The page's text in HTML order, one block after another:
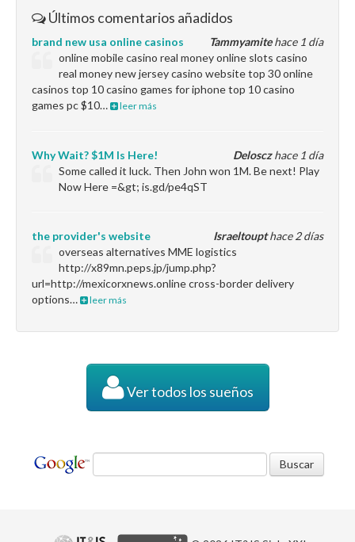
Últimos comentarios añadidos
Tammyamitehace 1 día
brand new usa online casinos
online mobile casino real money online slots casino
real money new jersey casino website top 30 online
casinos top 10 casino games for iphone top 10 casino
games pc $10…
leer más
Delosczhace 1 día
Why Wait? $1M Is Here!
Some called it luck. Then John won 1M. Be next! Play
Now Here =&gt; is.gd/pe4qST
Israeltoupthace 2 días
the provider's website
overseas alternatives MME logistics
http://x89mn.peps.jp/jump.php?
url=http://mexicorxnews.online cross-border delivery
options…
leer más
Ver todos los sueños